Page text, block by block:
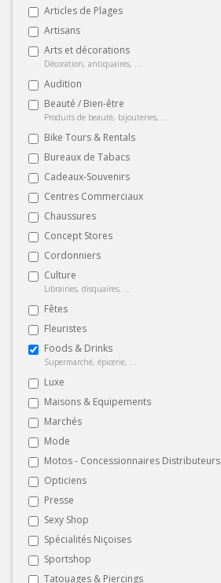
Articles de Plages
Artisans
Arts et décorations
Décoration, antiquaires, ...
Audition
Beauté / Bien-être
Produits de beauté, bijouteries, ...
Bike Tours & Rentals
Bureaux de Tabacs
Cadeaux-Souvenirs
Centres Commerciaux
Chaussures
Concept Stores
Cordonniers
Culture
Librairies, disquaires, ...
Fêtes
Fleuristes
Foods & Drinks
Supermarché, épicerie, ...
Luxe
Maisons & Equipements
Marchés
Mode
Motos - Concessionnaires Distributeurs
Opticiens
Presse
Sexy Shop
Spécialités Niçoises
Sportshop
Tatouages & Piercings